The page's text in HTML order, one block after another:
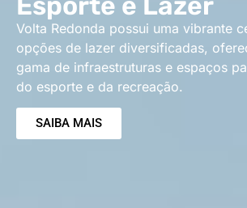
Volta Redonda possui uma vibrante
opções de lazer diversificadas,
gama de infraestruturas e espaços
do esporte e da recreação.
SAIBA MAIS